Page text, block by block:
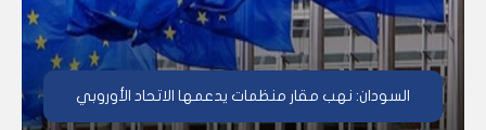
السودان: نهب مقار منظمات يدعمها الاتحاد الأوروبي